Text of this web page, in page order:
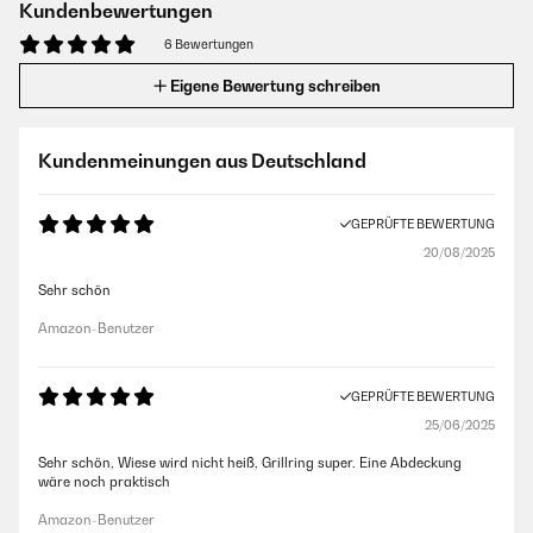
Kundenbewertungen
6 Bewertungen
Eigene Bewertung schreiben
Kundenmeinungen aus Deutschland
GEPRÜFTE BEWERTUNG
20/08/2025
Sehr schön
Amazon-Benutzer
GEPRÜFTE BEWERTUNG
25/06/2025
Sehr schön, Wiese wird nicht heiß, Grillring super. Eine Abdeckung
wäre noch praktisch
Amazon-Benutzer